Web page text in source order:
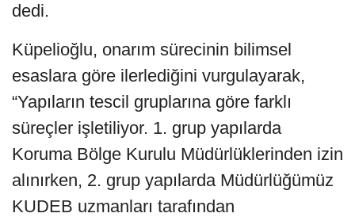
dedi.
Küpelioğlu, onarım sürecinin bilimsel
esaslara göre ilerlediğini vurgulayarak,
“Yapıların tescil gruplarına göre farklı
süreçler işletiliyor. 1. grup yapılarda
Koruma Bölge Kurulu Müdürlüklerinden izin
alınırken, 2. grup yapılarda Müdürlüğümüz
KUDEB uzmanları tarafından